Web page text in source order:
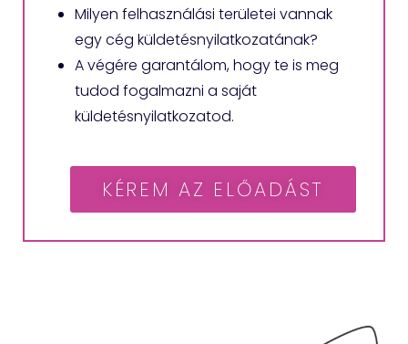
Milyen felhasználási területei vannak
egy cég küldetésnyilatkozatának?
A végére garantálom, hogy te is meg
tudod fogalmazni a saját
küldetésnyilatkozatod.
KÉREM AZ ELŐADÁST